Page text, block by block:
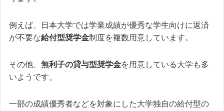
例えば、日本大学では学業成績が優秀な学生向けに返済
が不要な給付型奨学金制度を複数用意しています。
その他、 無利子の貸与型奨学金を用意している大学も多
いようです。
一部の成績優秀者などを対象にした大学独自の給付型の